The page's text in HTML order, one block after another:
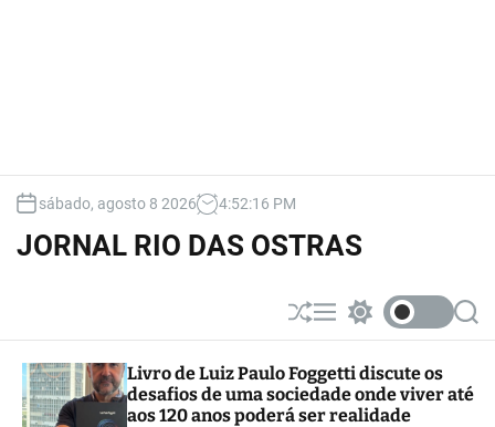
sábado, agosto 8 2026 4:52:18 PM
JORNAL RIO DAS OSTRAS
S
h
ff
l
e
M
e
u
w
t
c
h
S
e
c
Livro de Luiz Paulo Foggetti discute os
desafios de uma sociedade onde viver até
aos 120 anos poderá ser realidade